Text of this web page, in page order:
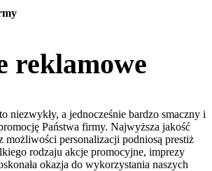
reklamowe
niezwykły, a jednocześnie bardzo smaczny i
Państwa firmy. Najwyższa jakość
możliwości personalizacji podniosą prestiż
rodzaju akcje promocyjne, imprezy
okazja do wykorzystania naszych